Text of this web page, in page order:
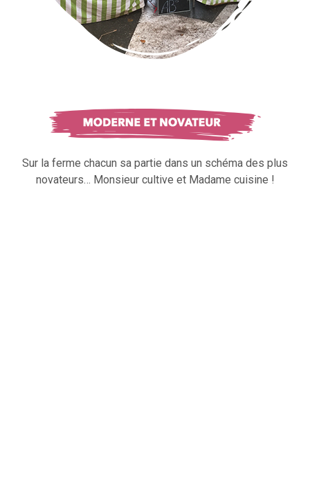
Sur la ferme chacun sa partie dans un schéma des plus
novateurs… Monsieur cultive et Madame cuisine !